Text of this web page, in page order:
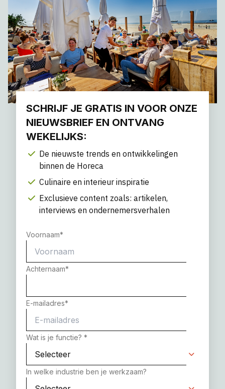
SCHRIJF JE GRATIS IN VOOR ONZE
NIEUWSBRIEF EN ONTVANG
WEKELIJKS:
De nieuwste trends en ontwikkelingen
binnen de Horeca
Culinaire en interieur inspiratie
Exclusieve content zoals: artikelen,
interviews en ondernemersverhalen
Voornaam*
Achternaam*
E-mailadres*
Wat is je functie? *
In welke industrie ben je werkzaam?